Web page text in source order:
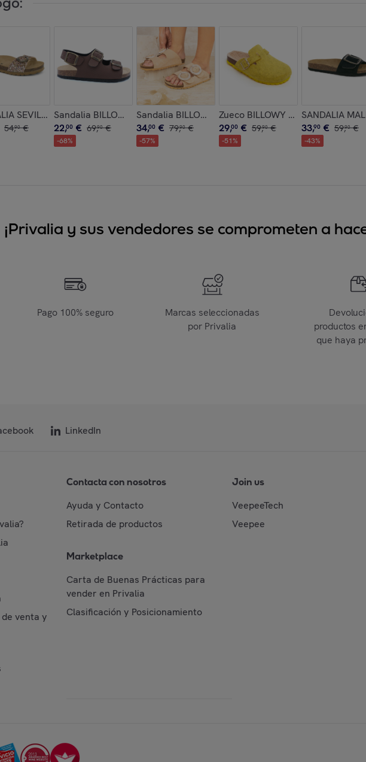
SEVILLA BABUNKERS DORADO
54,90 €
Sandalia BILLOWY MARRON
22,00 € 69,90 €
-68%
Sandalia BILLOWY ROSA
34,00 € 79,90 €
-57%
Zueco BILLOWY AMARILLO
29,00 € 59,90 €
-51%
SANDALIA
33,90 € 59,90 €
-43%
¡Privalia y sus vendedores se comprometen a
Pago 100% seguro
Marcas seleccionadas
por Privalia
productos
que haya
LinkedIn
venta y
Contacta con nosotros
Ayuda y Contacto
Retirada de productos
Marketplace
Carta de Buenas Prácticas para
vender en Privalia
Clasificación y Posicionamiento
Join us
VeepeeTech
Veepee